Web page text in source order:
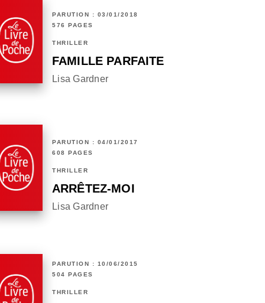
PARUTION : 03/01/2018
576 PAGES
THRILLER
FAMILLE PARFAITE
Lisa Gardner
PARUTION : 04/01/2017
608 PAGES
THRILLER
ARRÊTEZ-MOI
Lisa Gardner
PARUTION : 10/06/2015
504 PAGES
THRILLER